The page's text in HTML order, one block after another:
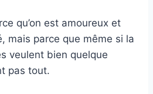
qu’on est amoureux et
mais parce que même si la
veulent bien quelque
pas tout.